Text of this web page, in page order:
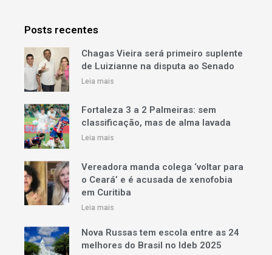
Posts recentes
Chagas Vieira será primeiro suplente
de Luizianne na disputa ao Senado
Leia mais
Fortaleza 3 a 2 Palmeiras: sem
classificação, mas de alma lavada
Leia mais
Vereadora manda colega ‘voltar para
o Ceará’ e é acusada de xenofobia
em Curitiba
Leia mais
Nova Russas tem escola entre as 24
melhores do Brasil no Ideb 2025